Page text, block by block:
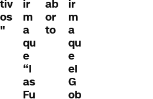
tiv
os
"
ir
m
a
qu
e
“l
as
Fu
ab
or
to
ir
m
a
qu
e
el
G
ob